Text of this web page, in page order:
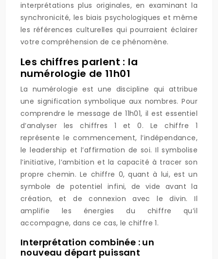
interprétations plus originales, en examinant la
synchronicité, les biais psychologiques et même
les références culturelles qui pourraient éclairer
votre compréhension de ce phénomène.
Les chiffres parlent : la
numérologie de 11h01
La numérologie est une discipline qui attribue
une signification symbolique aux nombres. Pour
comprendre le message de 11h01, il est essentiel
d’analyser les chiffres 1 et 0. Le chiffre 1
représente le commencement, l’indépendance,
le leadership et l’affirmation de soi. Il symbolise
l’initiative, l’ambition et la capacité à tracer son
propre chemin. Le chiffre 0, quant à lui, est un
symbole de potentiel infini, de vide avant la
création, et de connexion avec le divin. Il
amplifie les énergies du chiffre qu’il
accompagne, dans ce cas, le chiffre 1.
Interprétation combinée : un
nouveau départ puissant